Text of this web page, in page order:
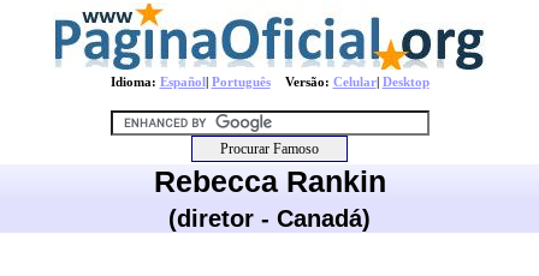
Idioma: Español| PortuguêsVersão: Celular| Desktop
Rebecca Rankin
(diretor - Canadá)